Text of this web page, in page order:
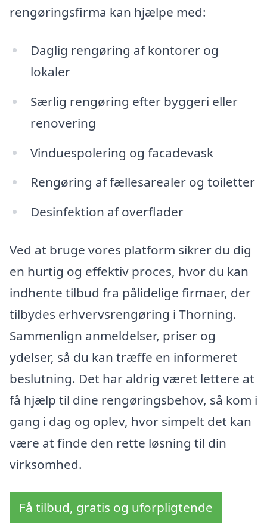
rengøringsfirma kan hjælpe med:
Daglig rengøring af kontorer og
lokaler
Særlig rengøring efter byggeri eller
renovering
Vinduespolering og facadevask
Rengøring af fællesarealer og toiletter
Desinfektion af overflader
Ved at bruge vores platform sikrer du dig
en hurtig og effektiv proces, hvor du kan
indhente tilbud fra pålidelige firmaer, der
tilbydes erhvervsrengøring i Thorning.
Sammenlign anmeldelser, priser og
ydelser, så du kan træffe en informeret
beslutning. Det har aldrig været lettere at
få hjælp til dine rengøringsbehov, så kom i
gang i dag og oplev, hvor simpelt det kan
være at finde den rette løsning til din
virksomhed.
Få tilbud, gratis og uforpligtende